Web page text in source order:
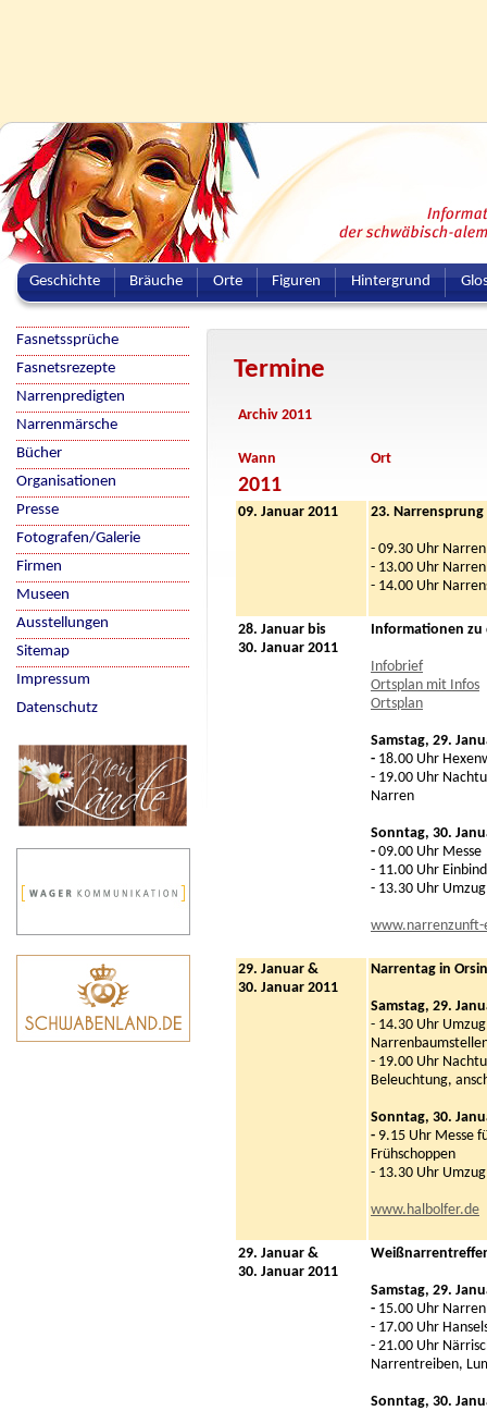
Geschichte Bräuche Orte Figuren Hintergrund
Termine
Archiv 2011
Wann Ort
2011
09. Januar 2011 23.
- 09.30 Uhr
- 13.00 Uhr
- 14.00 Uhr
28. Januar bis
30. Januar 2011
Informationen zu
Infobrief
Ortsplan mit Infos
Ortsplan
Samstag, 29.
- 18.00 Uhr
- 19.00 Uhr
Narren
Sonntag, 30.
- 09.00 Uhr Messe
- 11.00 Uhr
- 13.30 Uhr
www.narrenzunft-
29. Januar &
30. Januar 2011
Narrentag in
Samstag, 29.
- 14.30 Uhr
- 19.00 Uhr
Beleuchtung,
Sonntag, 30.
- 9.15 Uhr Messe
Frühschoppen
- 13.30 Uhr
www.halbolfer.de
29. Januar &
30. Januar 2011
Samstag, 29.
- 15.00 Uhr
- 17.00 Uhr
- 21.00 Uhr
Narrentreiben,
Sonntag, 30.
Fasnetssprüche
Fasnetsrezepte
Narrenpredigten
Narrenmärsche
Bücher
Organisationen
Presse
Fotografen/Galerie
Firmen
Museen
Ausstellungen
Sitemap
Impressum
Datenschutz